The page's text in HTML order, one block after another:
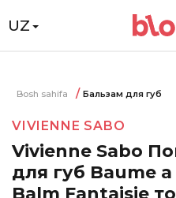
UZ
Bosh sahifa Бальзам для губ
VIVIENNE SABO
Vivienne Sabo
для губ Baume
Balm Fantaisie